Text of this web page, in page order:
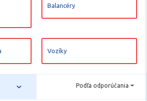
Balancéry
Vozíky
Podľa odporúčania